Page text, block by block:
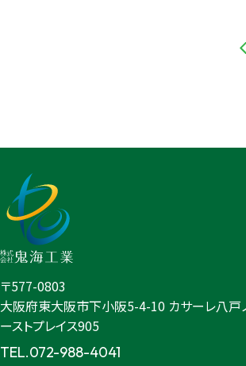
〒577-0803
大阪府東大阪市下小阪5-4-10 カサーレ八戸
ーストプレイス905
TEL.072-988-4041